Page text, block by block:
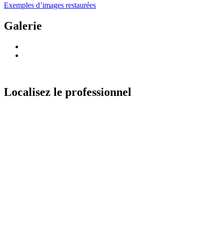
Exemples d’images restaurées
Galerie
Localisez le professionnel